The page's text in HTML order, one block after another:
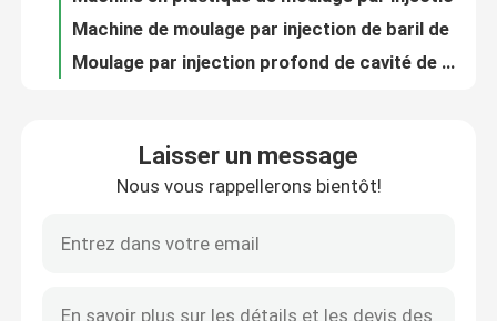
Contactez-nous
Machine de moulage par injection de seau
Machines en plastique de moulage par injection
Machine automatique de moulage par injection
Machine hydraulique de moulage par injection d'économie en plastique pour le panier 160 tonnes
Laisser un message
Nous vous rappellerons bientôt!